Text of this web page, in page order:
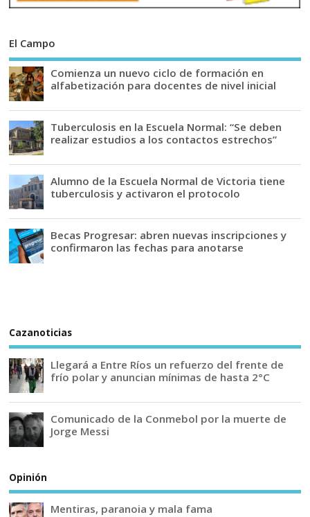
El Campo
Comienza un nuevo ciclo de formación en
alfabetización para docentes de nivel inicial
Tuberculosis en la Escuela Normal: “Se deben
realizar estudios a los contactos estrechos”
Alumno de la Escuela Normal de Victoria tiene
tuberculosis y activaron el protocolo
Becas Progresar: abren nuevas inscripciones y
confirmaron las fechas para anotarse
Cazanoticias
Llegará a Entre Ríos un refuerzo del frente de
frío polar y anuncian mínimas de hasta 2°C
Comunicado de la Conmebol por la muerte de
Jorge Messi
Opinión
Mentiras, paranoia y mala fama